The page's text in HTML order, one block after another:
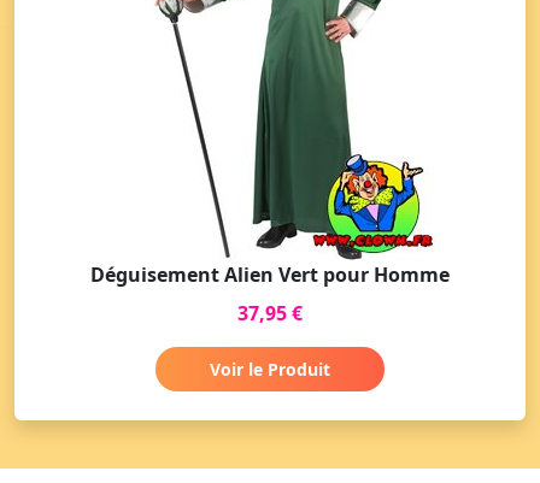
Déguisement Alien Vert pour Homme
37,95 €
Voir le Produit